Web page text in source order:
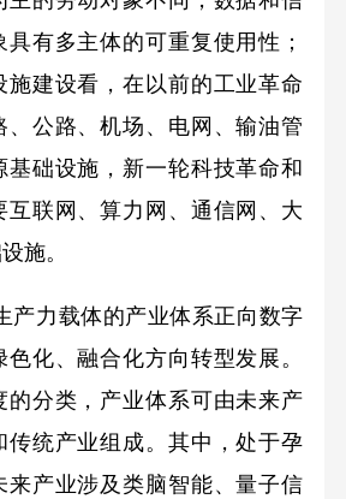
有多主体的可重复使用性；
施建设看，在以前的工业革命
、公路、机场、电网、输油管
基础设施，新一轮科技革命和
互联网、算力网、通信网、大
施。
产力载体的产业体系正向数字
化、融合化方向转型发展。
的分类，产业体系可由未来产
传统产业组成。其中，处于孕
来产业涉及类脑智能、量子信